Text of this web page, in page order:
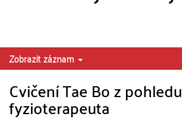
Zobrazit záznam
Cvičení Tae Bo z pohledu
fyzioterapeuta